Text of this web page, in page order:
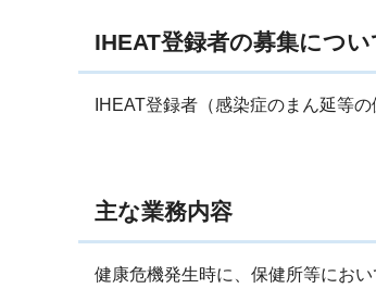
IHEAT登録者の募集につい
IHEAT登録者（感染症のまん延等
主な業務内容
健康危機発生時に、保健所等にお